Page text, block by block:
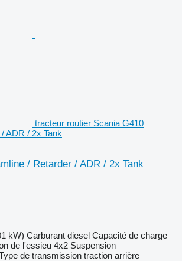
tracteur routier Scania G410
ADR / 2x Tank
/ Retarder / ADR / 2x Tank
kW) Carburant diesel Capacité de charge
de l'essieu 4x2 Suspension
de transmission traction arrière